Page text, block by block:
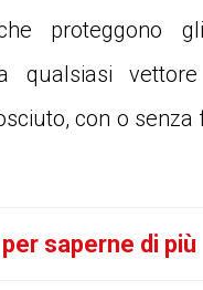
proteggono
qualsiasi vettore
con o senza
saperne di più